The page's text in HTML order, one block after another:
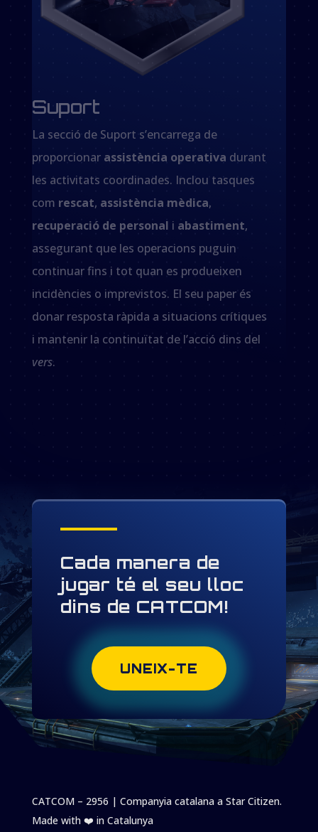
Suport
La secció de Suport s’encarrega de
proporcionar assistència operativa durant
les activitats coordinades. Inclou tasques
com rescat, assistència mèdica,
recuperació de personal i abastiment,
assegurant que les operacions puguin
continuar fins i tot quan es produeixen
incidències o imprevistos. El seu paper és
donar resposta ràpida a situacions crítiques
i mantenir la continuïtat de l’acció dins del
vers.
Cada manera de
jugar té el seu lloc
dins de CATCOM!
UNEIX-TE
CATCOM – 2956 | Companyia catalana a Star Citizen.
Made with ❤️️ in Catalunya